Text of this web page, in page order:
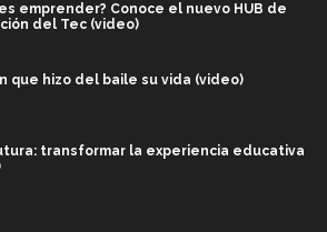
emprender? Conoce el nuevo HUB de
del Tec (video)
que hizo del baile su vida (video)
transformar la experiencia educativa